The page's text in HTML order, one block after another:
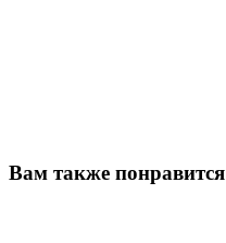
Вам также понравится